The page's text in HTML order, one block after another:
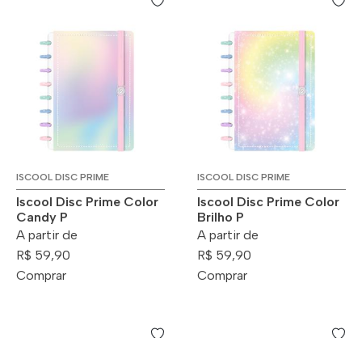
ISCOOL DISC PRIME
Iscool Disc Prime Color
Candy P
A partir de
R$ 59,90
Comprar
ISCOOL DISC PRIME
Iscool Disc Prime Color
Brilho P
A partir de
R$ 59,90
Comprar